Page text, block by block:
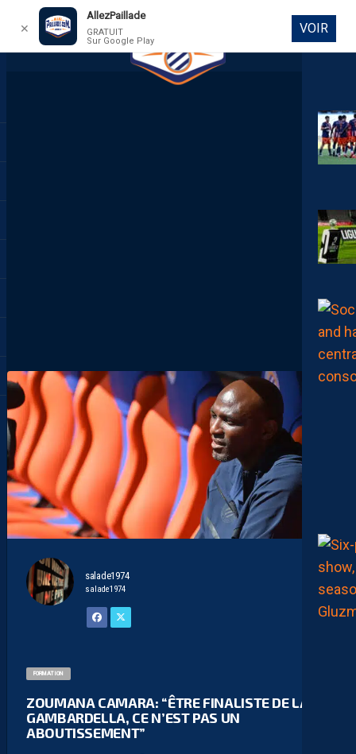
DIRECT
salade1974
salade1974
FORMATION
ZOUMANA CAMARA: “ÊTRE FINALISTE DE LA
GAMBARDELLA, CE N’EST PAS UN
ABOUTISSEMENT”
✕
AllezPaillade
GRATUIT
Sur Google Play
VOIR